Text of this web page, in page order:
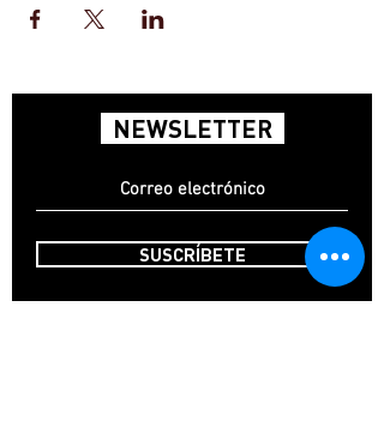
NEWSLETTER
SUSCRÍBETE